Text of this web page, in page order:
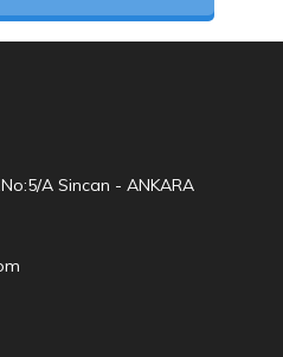
A Sincan - ANKARA